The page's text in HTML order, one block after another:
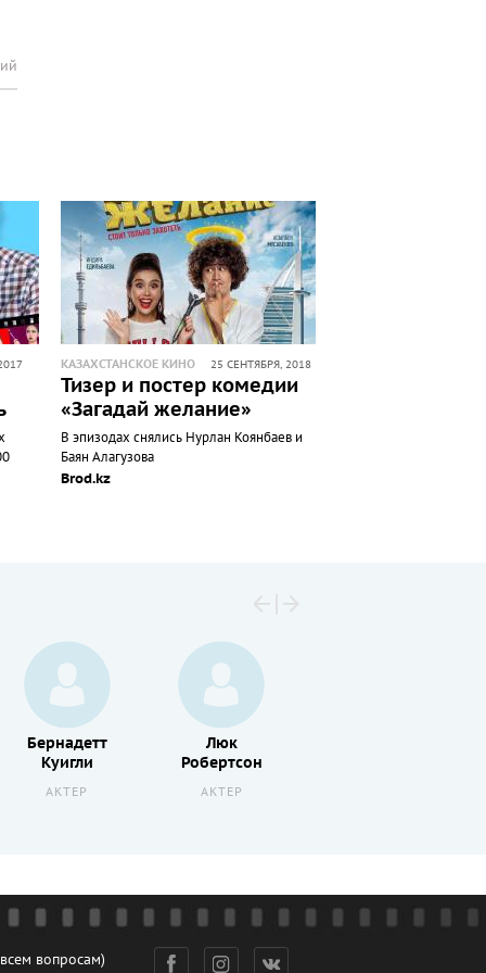
КАЗАХСТАНСКОЕ КИНО 25 СЕНТЯБРЯ, 2018
Тизер и постер комедии
«Загадай желание»
В эпизодах снялись Нурлан Коянбаев и
Баян Алагузова
Brod.kz
Бернадетт
Куигли
АКТЕР
Люк
Робертсон
АКТЕР
вопросам)